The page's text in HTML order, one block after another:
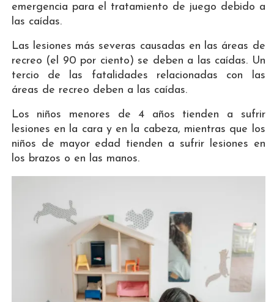
emergencia para el tratamiento de juego debido a
las caídas.
Las lesiones más severas causadas en las áreas de
recreo (el 90 por ciento) se deben a las caídas. Un
tercio de las fatalidades relacionadas con las
áreas de recreo deben a las caídas.
Los niños menores de 4 años tienden a sufrir
lesiones en la cara y en la cabeza, mientras que los
niños de mayor edad tienden a sufrir lesiones en
los brazos o en las manos.